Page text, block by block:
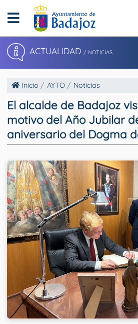
ACTUALIDAD / NOTICIAS
Inicio AYTO Noticias
El alcalde de Badajoz
motivo del Año Jubilar
aniversario del Dogma